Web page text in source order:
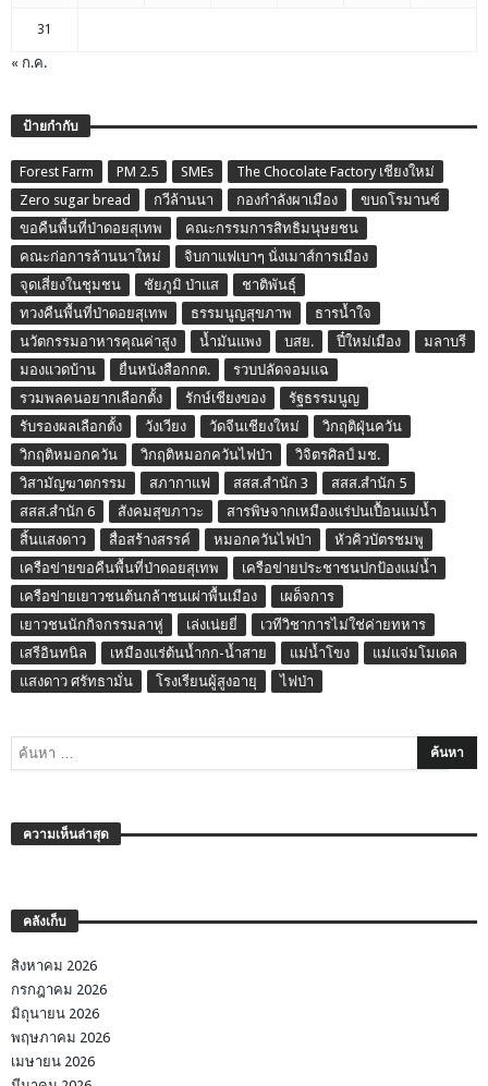
31
« ก.ค.
ป้ายกำกับ
Forest Farm PM 2.5 SMEs
The Chocolate Factory เชียงใหม่
Zero sugar bread
กวีล้านนา กองกำลังผาเมือง
ขบถโรมานซ์
ขอคืนพื้นที่ป่าดอยสุเทพ
คณะกรรมการสิทธิมนุษยชน
คณะก่อการล้านนาใหม่
จิบกาแฟเบาๆ นั่งเมาส์การเมือง
จุดเสี่ยงในชุมชน
ชัยภูมิ ป่าแส
ชาติพันธุ์
ทวงคืนพื้นที่ป่าดอยสุเทพ
ธรรมนูญสุขภาพ
ธารน้ำใจ
นวัตกรรมอาหารคุณค่าสูง
น้ำมันแพง บสย. ปี๋ใหม่เมือง
มลาบรี
มองแวดบ้าน
ยื่นหนังสือกกต.
รวบปลัดจอมแฉ
รวมพลคนอยากเลือกตั้ง
รักษ์เชียงของ
รัฐธรรมนูญ
รับรองผลเลือกตั้ง
วังเวียง วัดจีนเชียงใหม่
วิกฤติฝุ่นควัน
วิกฤติหมอกควัน
วิกฤติหมอกควันไฟป่า
วิจิตรศิลป์ มช.
วิสามัญฆาตกรรม
สภากาแฟ สสส.สำนัก 3
สสส.สำนัก 5
สสส.สำนัก 6
สังคมสุขภาวะ
สารพิษจากเหมืองแร่ปนเปื้อนแม่น้ำ
สิ้นแสงดาว
สื่อสร้างสรรค์ หมอกควันไฟป่า
หัวคิวบัตรชมพู
เครือข่ายขอคืนพื้นที่ป่าดอยสุเทพ
เครือข่ายประชาชนปกป้องแม่น้ำ
เครือข่ายเยาวชนต้นกล้าชนเผ่าพื้นเมือง
เผด็จการ
เยาวชนนักกิจกรรมลาหู่
เล่งเน่ยยี่
เวทีวิชาการไม่ใช่ค่ายทหาร
เสรีอินทนิล
เหมืองแร่ต้นน้ำกก-น้ำสาย แม่น้ำโขง
แม่แจ่มโมเดล
แสงดาว ศรัทธามั่น
โรงเรียนผู้สูงอายุ ไฟป่า
ความเห็นล่าสุด
คลังเก็บ
สิงหาคม 2026
กรกฎาคม 2026
มิถุนายน 2026
พฤษภาคม 2026
เมษายน 2026